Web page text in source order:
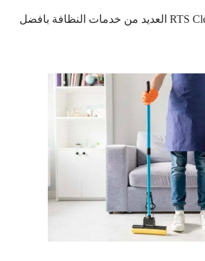
تقدم لكم شركة RTS Clean العديد من خدمات النظافة بافضل